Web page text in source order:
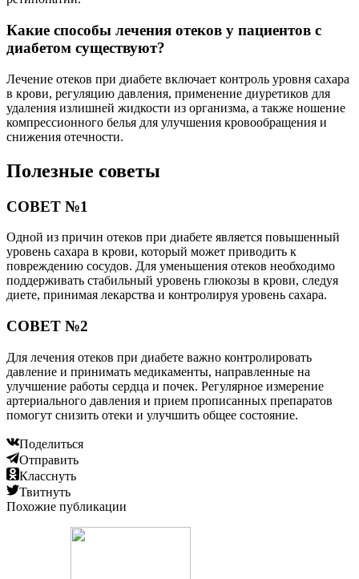
Какие способы лечения отеков у пациентов с
диабетом существуют?
Лечение отеков при диабете включает контроль уровня сахара
в крови, регуляцию давления, применение диуретиков для
удаления излишней жидкости из организма, а также ношение
компрессионного белья для улучшения кровообращения и
снижения отечности.
Полезные советы
СОВЕТ №1
Одной из причин отеков при диабете является повышенный
уровень сахара в крови, который может приводить к
повреждению сосудов. Для уменьшения отеков необходимо
поддерживать стабильный уровень глюкозы в крови, следуя
диете, принимая лекарства и контролируя уровень сахара.
СОВЕТ №2
Для лечения отеков при диабете важно контролировать
давление и принимать медикаменты, направленные на
улучшение работы сердца и почек. Регулярное измерение
артериального давления и прием прописанных препаратов
помогут снизить отеки и улучшить общее состояние.
Поделиться
Отправить
Класснуть
Твитнуть
Похожие публикации